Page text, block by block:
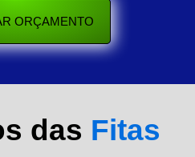
ORÇAMENTO
das Fitas